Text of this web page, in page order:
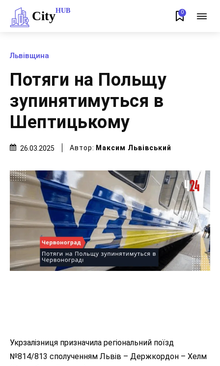
CityHUB 0
Львівщина
Потяги на Польщу
зупинятимуться в
Шептицькому
26.03.2025 Автор: Максим Львівський
Укрзалізниця призначила регіональний поїзд
№814/813 сполученням Львів – Держкордон – Хелм